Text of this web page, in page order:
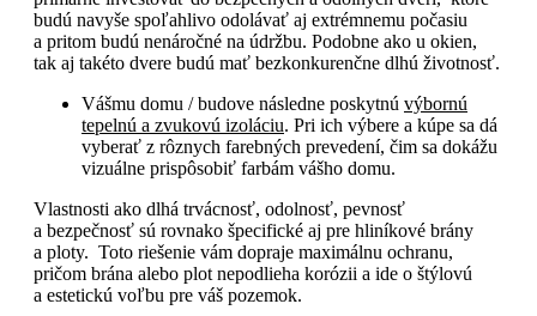
budú navyše spoľahlivo odolávať aj extrémnemu počasiu
a pritom budú nenáročné na údržbu. Podobne ako u okien,
tak aj takéto dvere budú mať bezkonkurenčne dlhú životnosť.
Vášmu domu / budove následne poskytnú výbornú
tepelnú a zvukovú izoláciu. Pri ich výbere a kúpe sa dá
vyberať z rôznych farebných prevedení, čim sa dokážu
vizuálne prispôsobiť farbám vášho domu.
Vlastnosti ako dlhá trvácnosť, odolnosť, pevnosť
a bezpečnosť sú rovnako špecifické aj pre hliníkové brány
a ploty. Toto riešenie vám dopraje maximálnu ochranu,
pričom brána alebo plot nepodlieha korózii a ide o štýlovú
a estetickú voľbu pre váš pozemok.